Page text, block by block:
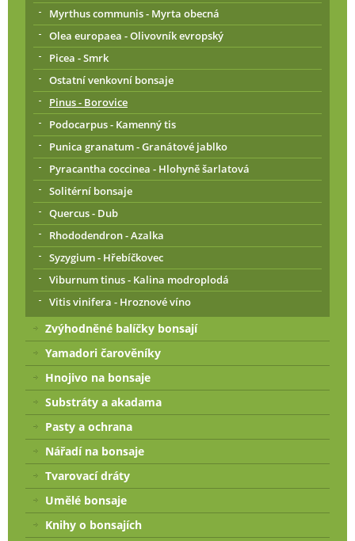
Myrthus communis - Myrta obecná
Olea europaea - Olivovník evropský
Picea - Smrk
Ostatní venkovní bonsaje
Pinus - Borovice
Podocarpus - Kamenný tis
Punica granatum - Granátové jablko
Pyracantha coccinea - Hlohyně šarlatová
Solitérní bonsaje
Quercus - Dub
Rhododendron - Azalka
Syzygium - Hřebíčkovec
Viburnum tinus - Kalina modroplodá
Vitis vinifera - Hroznové víno
Zvýhodněné balíčky bonsají
Yamadori čarověníky
Hnojivo na bonsaje
Substráty a akadama
Pasty a ochrana
Nářadí na bonsaje
Tvarovací dráty
Umělé bonsaje
Knihy o bonsajích